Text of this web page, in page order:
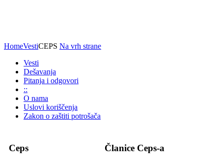
HomeVestiCEPS Na vrh strane
Vesti
Dešavanja
Pitanja i odgovori
::
O nama
Uslovi koriščenja
Zakon o zaštiti potrošača
Ceps Članice Ceps-a